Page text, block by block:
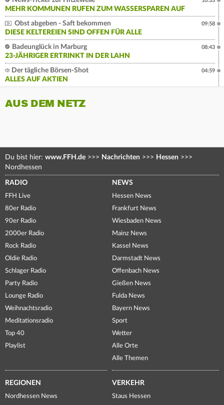
MEHR KOMMUNEN RUFEN ZUM WASSERSPAREN AUF
Obst abgeben - Saft bekommen
DIESE KELTEREIEN SIND OFFEN FÜR ALLE
09:58
Badeunglück in Marburg
23-JÄHRIGER ERTRINKT IN DER LAHN
08:43
Der tägliche Börsen-Shot
ALLES AUF AKTIEN
04:59
AUS DEM NETZ
Du bist hier: www.FFH.de >>> Nachrichten >>> Hessen >>>
Nordhessen
RADIO
FFH Live
80er Radio
90er Radio
2000er Radio
Rock Radio
Oldie Radio
Schlager Radio
Party Radio
Lounge Radio
Weihnachtsradio
Meditationsradio
Top 40
Playlist
NEWS
Hessen News
Frankfurt News
Wiesbaden News
Mainz News
Kassel News
Darmstadt News
Offenbach News
Gießen News
Fulda News
Bayern News
Sport
Wetter
Alle Orte
Alle Themen
REGIONEN
Nordhessen News
VERKEHR
Staus Hessen